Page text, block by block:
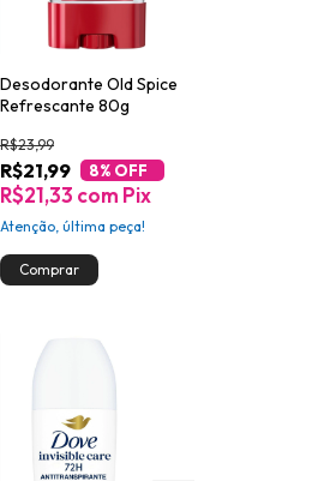
Desodorante Old Spice
Refrescante 80g
R$21,99
R$23,99
8% OFF
R$21,33 com Pix
Atenção, última peça!